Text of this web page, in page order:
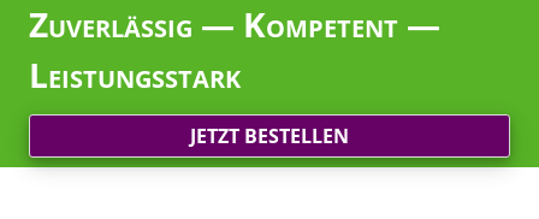
Zuverlässig — Kompetent —
Leistungsstark
JETZT BESTELLEN